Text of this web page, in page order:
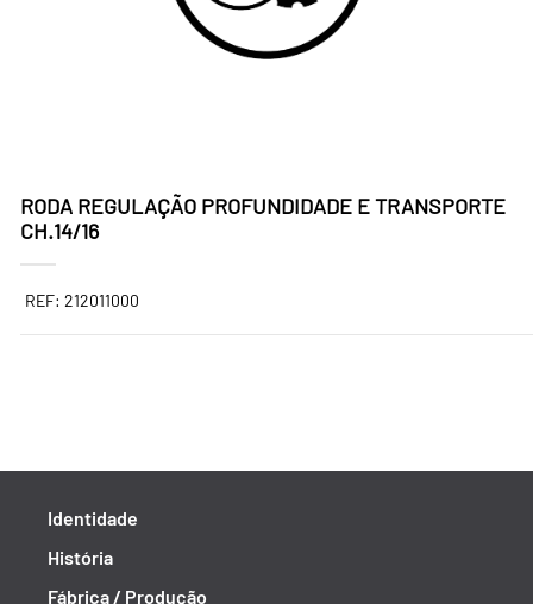
RODA REGULAÇÃO PROFUNDIDADE E TRANSPORTE
CH.14/16
REF: 212011000
Identidade
História
Fábrica / Produção